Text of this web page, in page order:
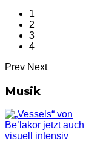
1
2
3
4
Prev Next
Musik